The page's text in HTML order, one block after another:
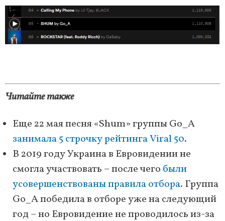
Читайте также
Еще 22 мая песня «Shum» группы Go_A
занимала 5 строчку рейтинга Viral 50.
В 2019 году Украина в Евровидении не
смогла участвовать – после чего были
усовершенствованы правила отбора. Группа
Go_A победила в отборе уже на следующий
год – но Евровидение не проводилось из-за